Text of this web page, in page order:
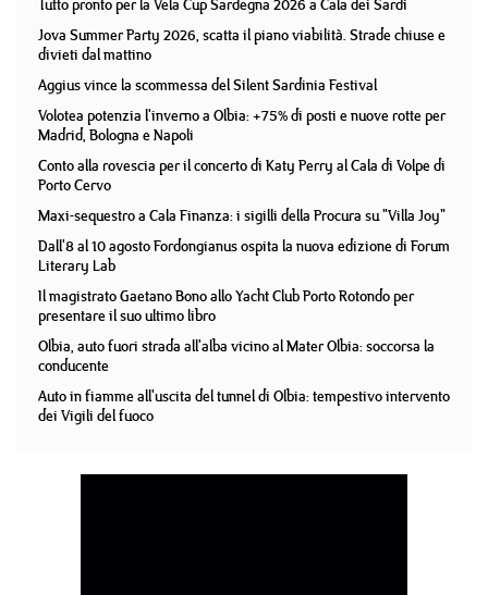
Tutto pronto per la Vela Cup Sardegna 2026 a Cala dei Sardi
Jova Summer Party 2026, scatta il piano viabilità. Strade chiuse e
divieti dal mattino
Aggius vince la scommessa del Silent Sardinia Festival
Volotea potenzia l'inverno a Olbia: +75% di posti e nuove rotte per
Madrid, Bologna e Napoli
Conto alla rovescia per il concerto di Katy Perry al Cala di Volpe di
Porto Cervo
Maxi-sequestro a Cala Finanza: i sigilli della Procura su "Villa Joy"
Dall'8 al 10 agosto Fordongianus ospita la nuova edizione di Forum
Literary Lab
Il magistrato Gaetano Bono allo Yacht Club Porto Rotondo per
presentare il suo ultimo libro
Olbia, auto fuori strada all'alba vicino al Mater Olbia: soccorsa la
conducente
Auto in fiamme all'uscita del tunnel di Olbia: tempestivo intervento
dei Vigili del fuoco